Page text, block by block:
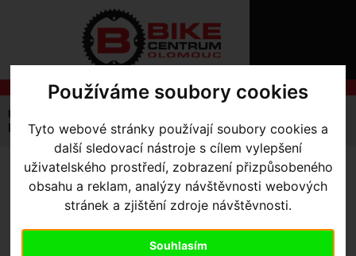
Používáme soubory cookies
Tyto webové stránky používají soubory cookies a
další sledovací nástroje s cílem vylepšení
uživatelského prostředí, zobrazení přizpůsobeného
obsahu a reklam, analýzy návštěvnosti webových
stránek a zjištění zdroje návštěvnosti.
Souhlasím
O
NÁKUPU
SLUŽBY
Úvodní strana
LIZARD SKINS GRIPY DUAL COMPOUND LOGO BLACK
LIZARD SKINS GRIPY DUAL
COMPOUND LOGO BLACK